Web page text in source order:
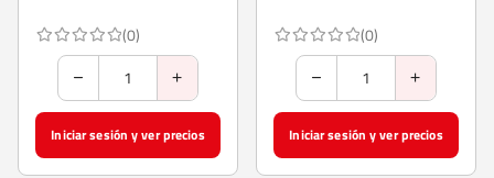
(0)
Iniciar sesión y ver precios
(0)
Iniciar sesión y ver precios